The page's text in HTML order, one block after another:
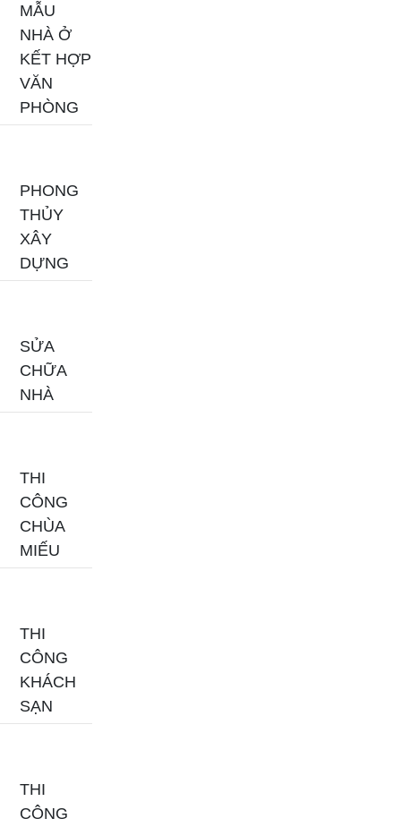
MẪU
NHÀ Ở
KẾT HỢP
VĂN
PHÒNG
PHONG
THỦY
XÂY
DỰNG
SỬA
CHỮA
NHÀ
THI
CÔNG
CHÙA
MIẾU
THI
CÔNG
KHÁCH
SẠN
THI
CÔNG